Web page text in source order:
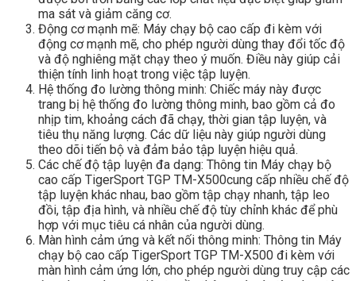
ma sát và giảm căng cơ.
Động cơ mạnh mẽ: Máy chạy bộ cao cấp đi kèm với
động cơ mạnh mẽ, cho phép người dùng thay đổi tốc độ
và độ nghiêng mặt chạy theo ý muốn. Điều này giúp cải
thiện tính linh hoạt trong việc tập luyện.
Hệ thống đo lường thông minh: Chiếc máy này được
trang bị hệ thống đo lường thông minh, bao gồm cả đo
nhịp tim, khoảng cách đã chạy, thời gian tập luyện, và
tiêu thụ năng lượng. Các dữ liệu này giúp người dùng
theo dõi tiến bộ và đảm bảo tập luyện hiệu quả.
Các chế độ tập luyện đa dạng: Thông tin Máy chạy bộ
cao cấp TigerSport TGP TM-X500cung cấp nhiều chế độ
tập luyện khác nhau, bao gồm tập chạy nhanh, tập leo
đồi, tập địa hình, và nhiều chế độ tùy chỉnh khác để phù
hợp với mục tiêu cá nhân của người dùng.
Màn hình cảm ứng và kết nối thông minh: Thông tin Máy
chạy bộ cao cấp TigerSport TGP TM-X500 đi kèm với
màn hình cảm ứng lớn, cho phép người dùng truy cập các